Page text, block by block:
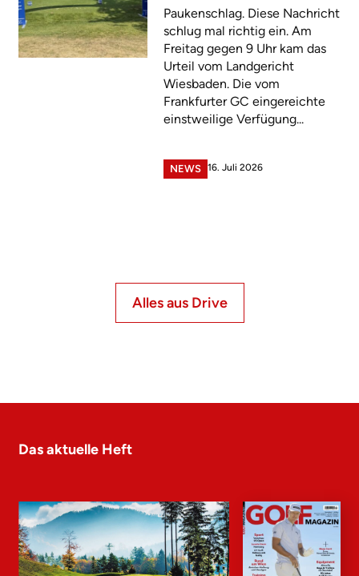
Paukenschlag. Diese Nachricht
schlug mal richtig ein. Am
Freitag gegen 9 Uhr kam das
Urteil vom Landgericht
Wiesbaden. Die vom
Frankfurter GC eingereichte
einstweilige Verfügung...
NEWS 16. Juli 2026
Alles aus Drive
Das aktuelle Heft